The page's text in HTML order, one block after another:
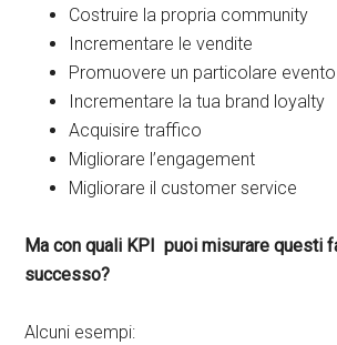
Costruire la propria community
Incrementare le vendite
Promuovere un particolare
Incrementare la tua brand loyalty
Acquisire traffico
Migliorare l’engagement
Migliorare il customer service
Ma con quali KPI puoi misurare questi
successo?
Alcuni esempi: